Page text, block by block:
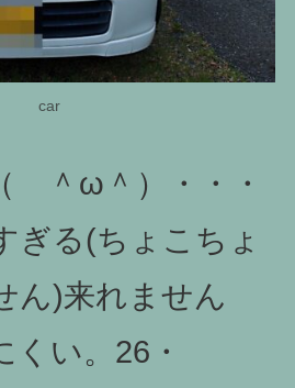
car
＾ω＾）・・・
ぎる(ちょこちょ
ん)来れません
くい。26・